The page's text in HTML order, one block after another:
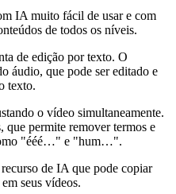
IA muito fácil de usar e com
de todos os níveis.
de edição por texto. O
áudio, que pode ser editado e
texto.
o vídeo simultaneamente.
permite remover termos e
"ééé…" e "hum…".
de IA que pode copiar
seus vídeos.